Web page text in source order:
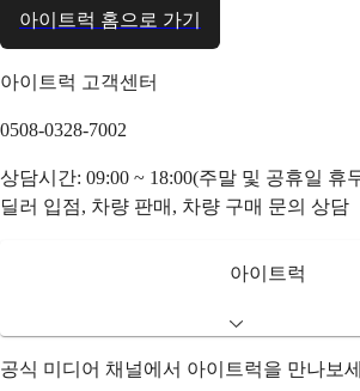
아이트럭 홈으로 가기
아이트럭 고객센터
0508-0328-7002
상담시간: 09:00 ~ 18:00(주말 및 공휴일 휴
딜러 입점, 차량 판매, 차량 구매 문의 상담
아이트럭
공식 미디어 채널에서 아이트럭을 만나보